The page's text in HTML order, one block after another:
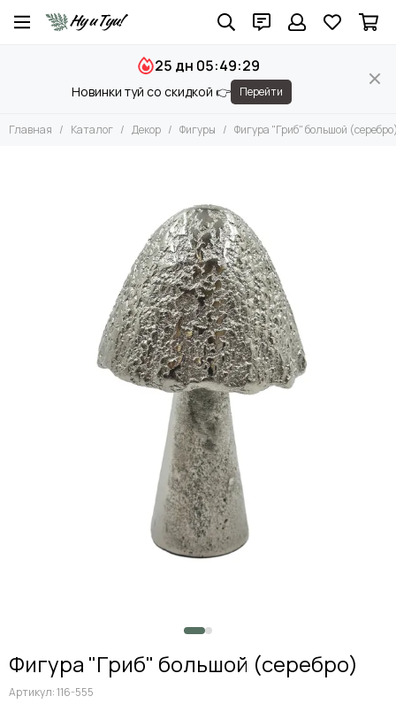
Декор
Вазы и Вазоны
Подсвечники
Новинки туй со скидкой 👉
25 дн 05:49:29
Перейти
Главная Каталог Декор Фигуры Фигура "Гриб" большой
Фигура "Гриб" большой (серебро)
Артикул:116-555